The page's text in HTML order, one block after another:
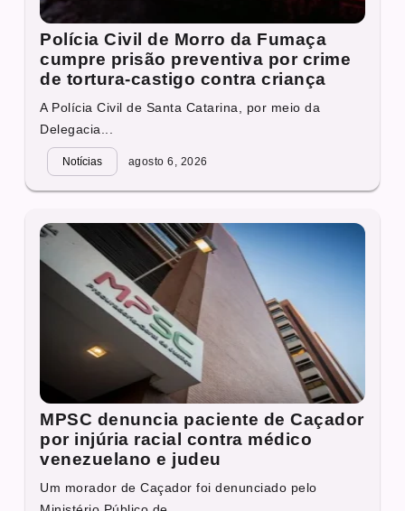
Polícia Civil de Morro da Fumaça
cumpre prisão preventiva por crime
de tortura-castigo contra criança
A Polícia Civil de Santa Catarina, por meio da
Delegacia...
Notícias agosto 6, 2026
MPSC denuncia paciente de Caçador
por injúria racial contra médico
venezuelano e judeu
Um morador de Caçador foi denunciado pelo